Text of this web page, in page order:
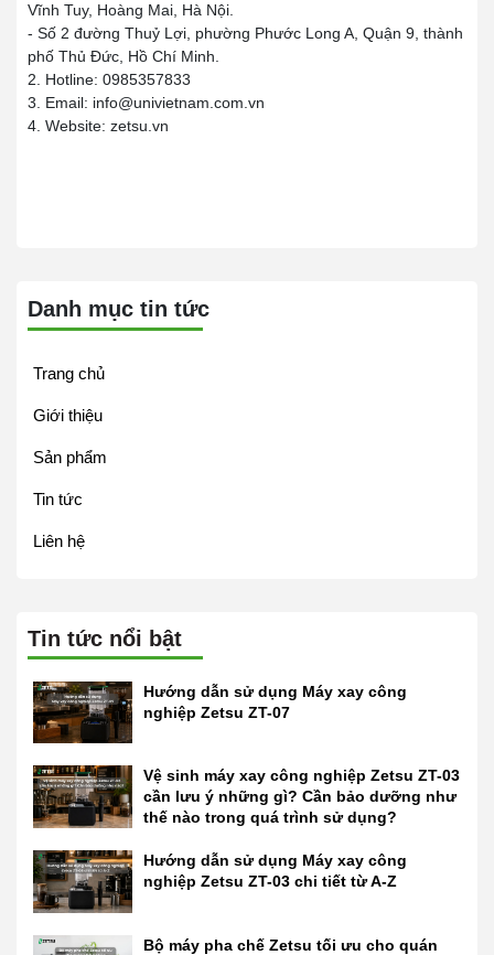
Vĩnh Tuy, Hoàng Mai, Hà Nội.
- Số 2 đường Thuỷ Lợi, phường Phước Long A, Quận 9, thành
phố Thủ Đức, Hồ Chí Minh.
2. Hotline: 0985357833
3. Email: info@univietnam.com.vn
4. Website: zetsu.vn
Danh mục tin tức
Trang chủ
Giới thiệu
Sản phẩm
Tin tức
Liên hệ
Tin tức nổi bật
Hướng dẫn sử dụng Máy xay công
nghiệp Zetsu ZT-07
Vệ sinh máy xay công nghiệp Zetsu ZT-03
cần lưu ý những gì? Cần bảo dưỡng như
thế nào trong quá trình sử dụng?
Hướng dẫn sử dụng Máy xay công
nghiệp Zetsu ZT-03 chi tiết từ A-Z
Bộ máy pha chế Zetsu tối ưu cho quán